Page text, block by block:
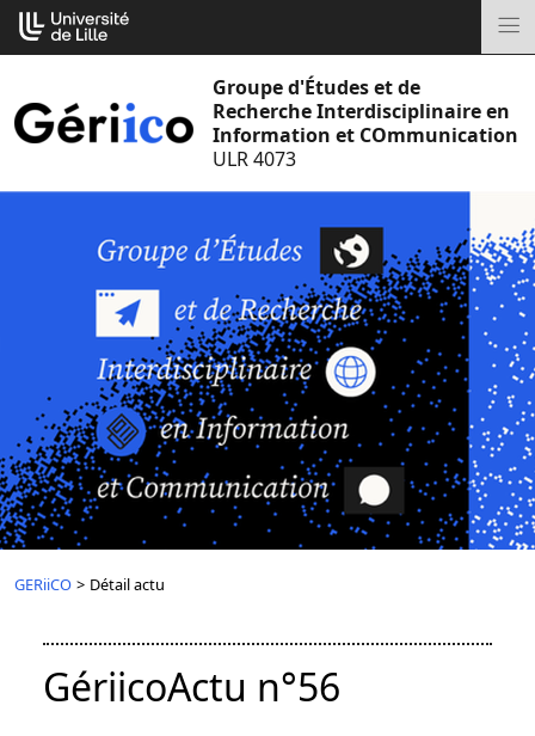
Aller
au
Groupe d'Études et de
Recherche Interdisciplinaire en
Information et COmmunication
ULR 4073
GERiiCO > Détail actu
GériicoActu n°56
Cookies management panel